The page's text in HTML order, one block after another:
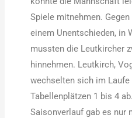
Spiele mitnehmen.
einem Unentschieden, in
mussten die Leutkircher
hinnehmen. Leutkirch,
wechselten sich im
Tabellenplätzen 1 bis 4
Saisonverlauf gab es nur